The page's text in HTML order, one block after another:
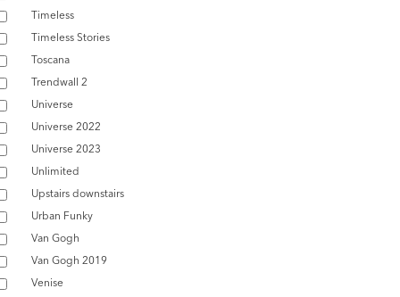
Timeless
Timeless Stories
Toscana
Trendwall 2
Universe
Universe 2022
Universe 2023
Unlimited
Upstairs downstairs
Urban Funky
Van Gogh
Van Gogh 2019
Venise